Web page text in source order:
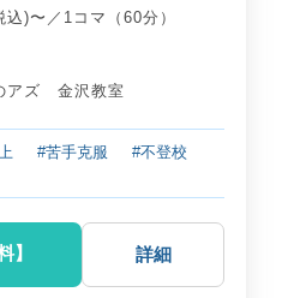
)〜／1コマ（60分）
アズ 金沢教室
#苦手克服
#不登校
】 詳細